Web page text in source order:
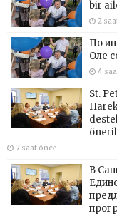
bir
2
По
Оле
4
St.
7 saat önce
В